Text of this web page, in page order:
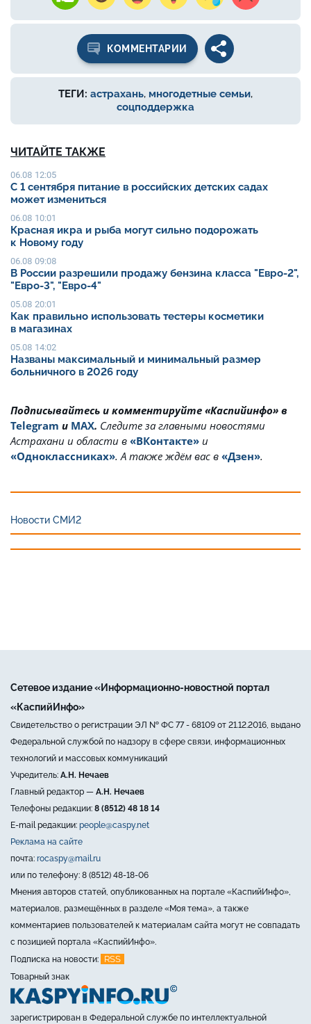
КОММЕНТАРИИ
ТЕГИ: астрахань, многодетные семьи,
соцподдержка
ЧИТАЙТЕ ТАКЖЕ
06.08 12:05
С 1 сентября питание в российских детских садах
может измениться
06.08 10:01
Красная икра и рыба могут сильно подорожать
к Новому году
06.08 09:08
В России разрешили продажу бензина класса "Евро-2",
"Евро-3", "Евро-4"
05.08 20:01
Как правильно использовать тестеры косметики
в магазинах
05.08 14:02
Названы максимальный и минимальный размер
больничного в 2026 году
Подписывайтесь и комментируйте «Каспийинфо» в
Telegram и MAX. Cледите за главными новостями
Астрахани и области в «ВКонтакте» и
«Одноклассниках». А также ждём вас в «Дзен».
Новости СМИ2
Сетевое издание «Информационно-новостной портал
«КаспийИнфо»
Свидетельство о регистрации ЭЛ № ФС 77 - 68109 от 21.12.2016, выдано
Федеральной службой по надзору в сфере связи, информационных
технологий и массовых коммуникаций
Учредитель: А.Н. Нечаев
Главный редактор — А.Н. Нечаев
Телефоны редакции: 8 (8512) 48 18 14
E-mail редакции: people@caspy.net
Реклама на сайте
почта: rocaspy@mail.ru
или по телефону: 8 (8512) 48-18-06
Мнения авторов статей, опубликованных на портале «КаспийИнфо»,
материалов, размещённых в разделе «Моя тема», а также
комментариев пользователей к материалам сайта могут не совпадать
с позицией портала «КаспийИнфо».
Подписка на новости:
RSS
Товарный знак
зарегистрирован в Федеральной службе по интеллектуальной